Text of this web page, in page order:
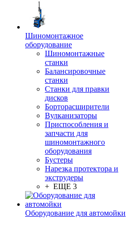
Шиномонтажное
оборудование
Шиномонтажные
станки
Балансировочные
станки
Станки для правки
дисков
Борторасширители
Вулканизаторы
Приспособления и
запчасти для
шиномонтажного
оборудования
Бустеры
Нарезка протектора и
экструдеры
+ ЕЩЕ 3
Оборудование для автомойки